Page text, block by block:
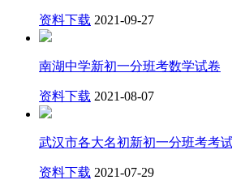
资料下载 2021-09-27
南湖中学新初一分班考数学试卷
资料下载 2021-08-07
武汉市各大名初新初一分班考考
资料下载 2021-07-29